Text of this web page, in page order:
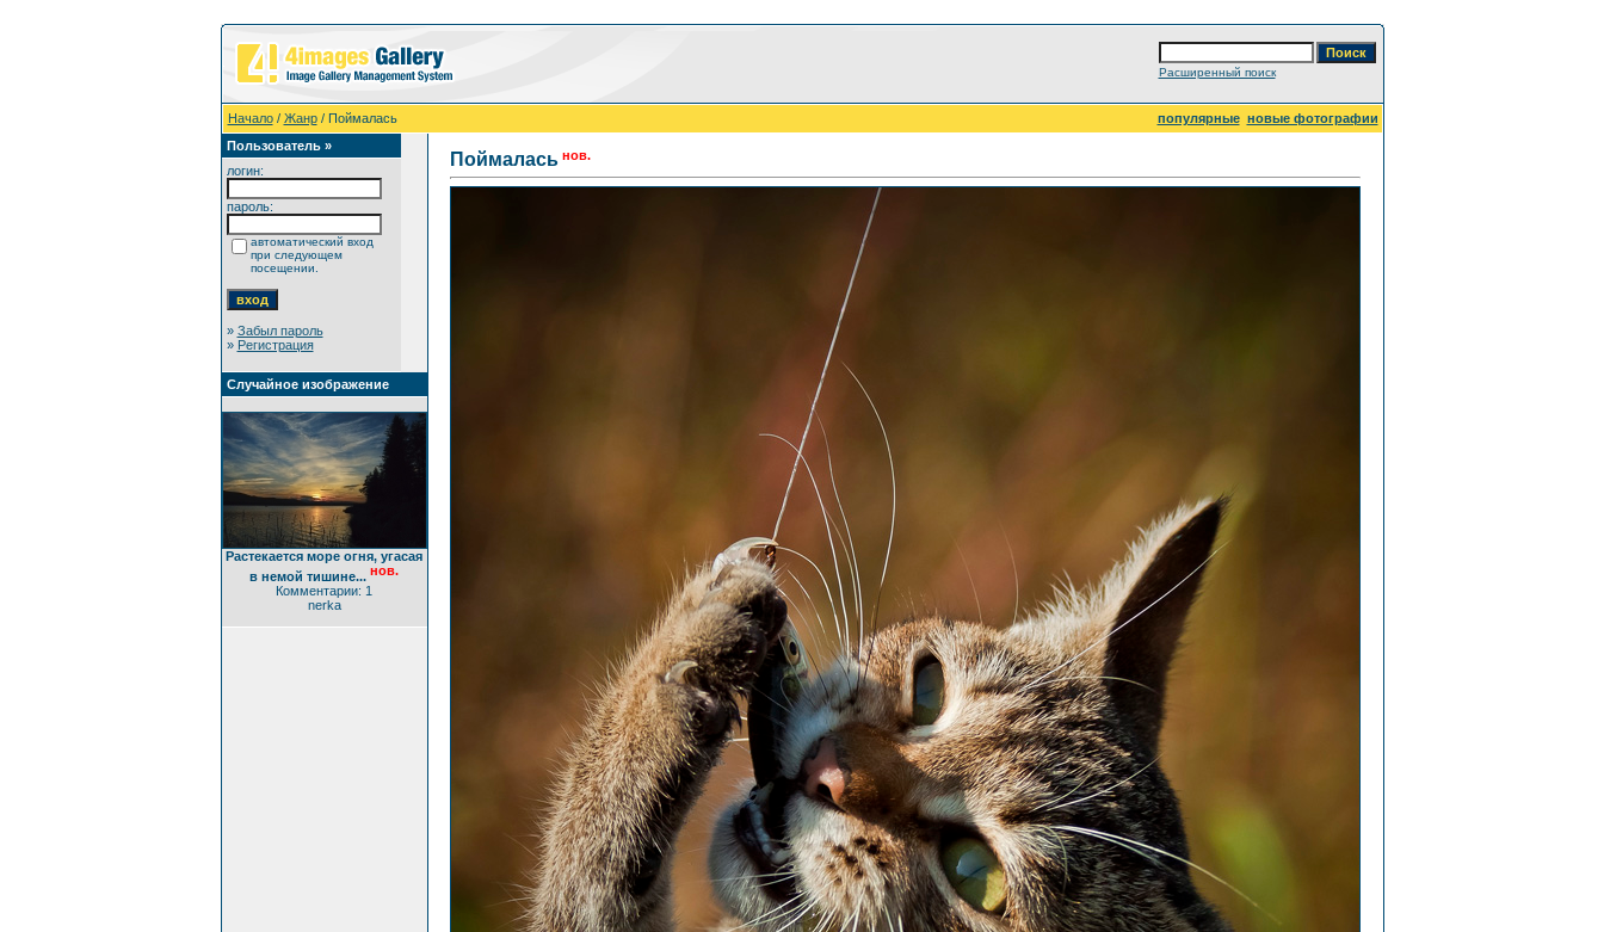
Расширенный поиск
Начало/ Жанр/ Поймалась популярные новые фотографии
Пользователь »
логин:
пароль:
автоматический вход
при следующем
посещении.
» Забыл пароль
» Регистрация
Случайное изображение
Растекается море огня, угасая
в немой тишине... нов.
Комментарии: 1
nerka
Поймалась нов.